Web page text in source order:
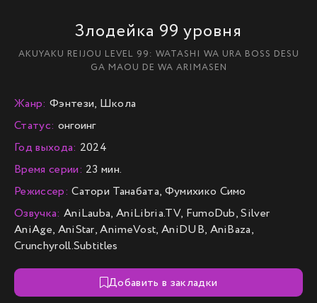
Злодейка 99 уровня
AKUYAKU REIJOU LEVEL 99: WATASHI WA URA BOSS DESU
GA MAOU DE WA ARIMASEN
Жанр: Фэнтези, Школа
Статус: онгоинг
Год выхода: 2024
Время серии: 23 мин.
Режиссер: Сатори Танабата, Фумихико Симо
Озвучка: AniLauba, AniLibria.TV, FumoDub, Silver
AniAge, AniStar, AnimeVost, AniDUB, AniBaza,
Crunchyroll.Subtitles
Добавить в закладки